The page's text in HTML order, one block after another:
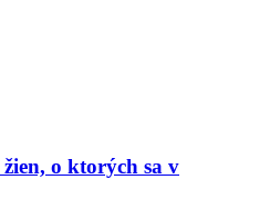
o ktorých sa v